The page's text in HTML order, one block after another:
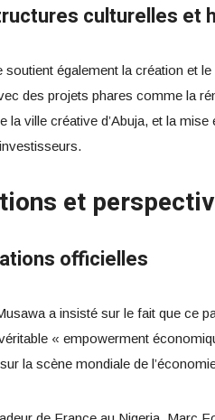
culturelles et
soutient également la création et
des projets phares comme la
la ville créative d’Abuja, et la
et
officielles
a insisté sur le fait que ce
« empowerment
la scène mondiale de